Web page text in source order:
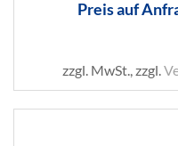
Preis auf
zzgl. MwSt., zzgl.